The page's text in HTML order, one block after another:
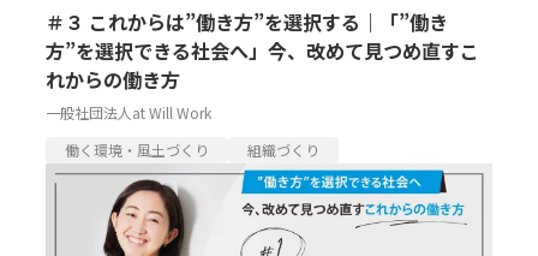
＃３ これからは”働き方”を選択する｜「”働き
方”を選択できる社会へ」今、改めて見つめ直すこ
れからの働き方
一般社団法人at Will Work
働く環境・風土づくり
組織づくり